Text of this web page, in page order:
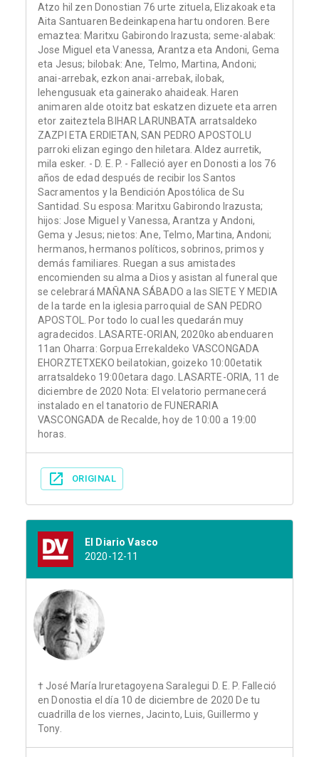
Atzo hil zen Donostian 76 urte zituela, Elizakoak eta
Aita Santuaren Bedeinkapena hartu ondoren. Bere
emaztea: Maritxu Gabirondo Irazusta; seme-alabak:
Jose Miguel eta Vanessa, Arantza eta Andoni, Gema
eta Jesus; bilobak: Ane, Telmo, Martina, Andoni;
anai-arrebak, ezkon anai-arrebak, ilobak,
lehengusuak eta gainerako ahaideak. Haren
animaren alde otoitz bat eskatzen dizuete eta arren
etor zaiteztela BIHAR LARUNBATA arratsaldeko
ZAZPI ETA ERDIETAN, SAN PEDRO APOSTOLU
parroki elizan egingo den hiletara. Aldez aurretik,
mila esker. - D. E. P. - Falleció ayer en Donosti a los 76
años de edad después de recibir los Santos
Sacramentos y la Bendición Apostólica de Su
Santidad. Su esposa: Maritxu Gabirondo Irazusta;
hijos: Jose Miguel y Vanessa, Arantza y Andoni,
Gema y Jesus; nietos: Ane, Telmo, Martina, Andoni;
hermanos, hermanos políticos, sobrinos, primos y
demás familiares. Ruegan a sus amistades
encomienden su alma a Dios y asistan al funeral que
se celebrará MAÑANA SÁBADO a las SIETE Y MEDIA
de la tarde en la iglesia parroquial de SAN PEDRO
APOSTOL. Por todo lo cual les quedarán muy
agradecidos. LASARTE-ORIAN, 2020ko abenduaren
11an Oharra: Gorpua Errekaldeko VASCONGADA
EHORZTETXEKO beilatokian, goizeko 10:00etatik
arratsaldeko 19:00etara dago. LASARTE-ORIA, 11 de
diciembre de 2020 Nota: El velatorio permanecerá
instalado en el tanatorio de FUNERARIA
VASCONGADA de Recalde, hoy de 10:00 a 19:00
horas.
ORIGINAL
El Diario Vasco
2020-12-11
† José María Iruretagoyena Saralegui D. E. P. Falleció
en Donostia el día 10 de diciembre de 2020 De tu
cuadrilla de los viernes, Jacinto, Luis, Guillermo y
Tony.